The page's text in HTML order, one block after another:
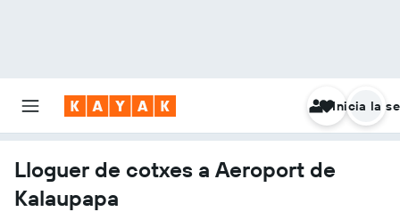
Inicia la
Lloguer de cotxes a Aeroport de
Kalaupapa